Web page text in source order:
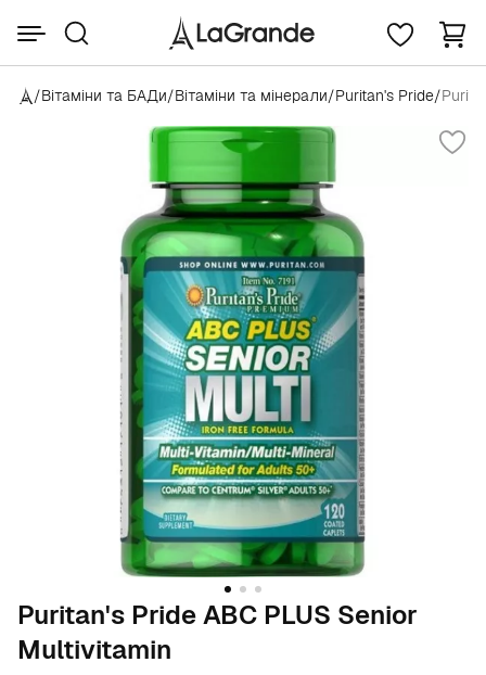
/Вітаміни та БАДи/Вітаміни та мінерали/Puritan's Pride/
Puritan's Pride ABC PLUS Senior
Multivitamin